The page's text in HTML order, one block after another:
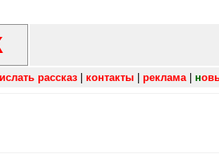
рассказ контакты реклама| н